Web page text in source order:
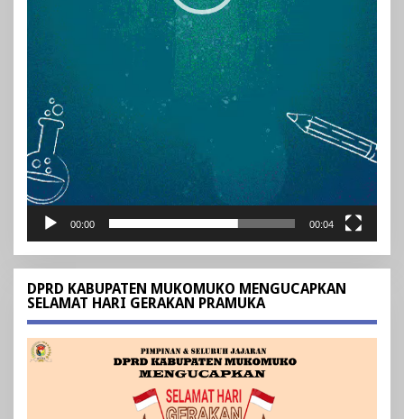
00:00 00:04
DPRD KABUPATEN MUKOMUKO MENGUCAPKAN
SELAMAT HARI GERAKAN PRAMUKA